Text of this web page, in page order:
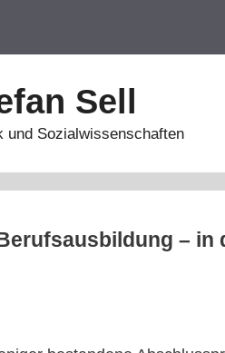
Sell
Sozialwissenschaften
– in